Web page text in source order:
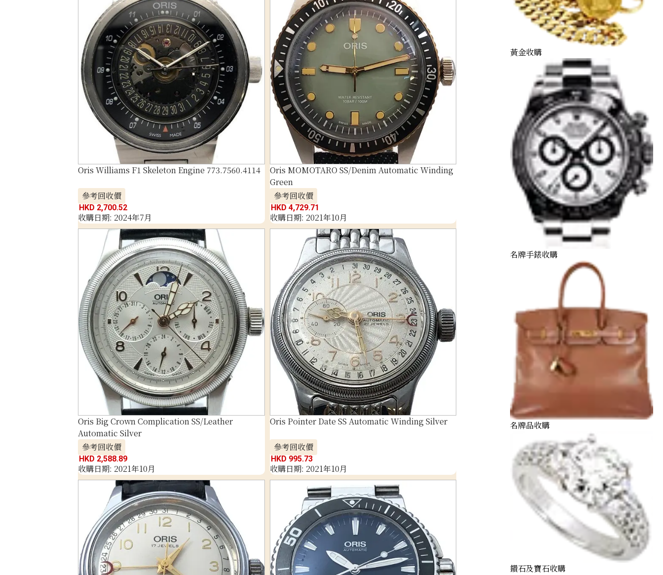
Oris Williams F1 Skeleton Engine 773.7560.4114
參考回收價
HKD 2,700.52
收購日期: 2024年7月
Oris MOMOTARO SS/Denim Automatic Winding
Green
參考回收價
HKD 4,729.71
收購日期: 2021年10月
Oris Big Crown Complication SS/Leather
Automatic Silver
參考回收價
HKD 2,588.89
收購日期: 2021年10月
Oris Pointer Date SS Automatic Winding Silver
參考回收價
HKD 995.73
收購日期: 2021年10月
黃金收購
名牌手錶收購
名牌品收購
鑽石及寶石收購